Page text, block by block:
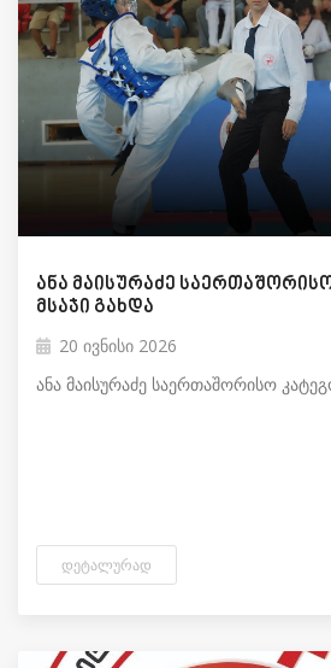
ანა მაისურაძე
მსაჯი გახდა
20 ივნისი 2026
ანა მაისურაძე საერთაშორისო
ᲓᲔᲢᲐᲚᲣᲠᲐᲓ